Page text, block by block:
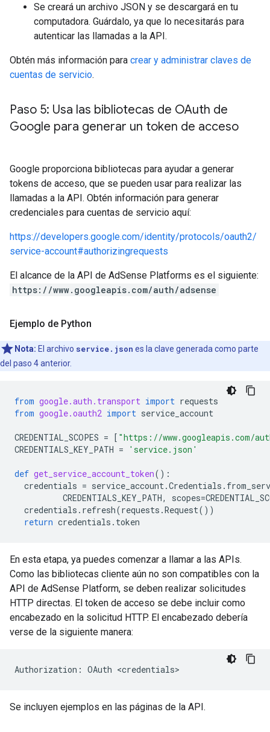
Se creará un archivo JSON y se descargará en tu
computadora. Guárdalo, ya que lo necesitarás para
autenticar las llamadas a la API.
Obtén más información para crear y administrar claves de
cuentas de servicio.
Paso 5: Usa las bibliotecas de OAuth de
Google para generar un token de acceso
Google proporciona bibliotecas para ayudar a generar
tokens de acceso, que se pueden usar para realizar las
llamadas a la API. Obtén información para generar
credenciales para cuentas de servicio aquí:
https://developers.google.com/identity/protocols/oauth2/
service-account#authorizingrequests
El alcance de la API de AdSense Platforms es el siguiente:
https://www.googleapis.com/auth/adsense
Ejemplo de Python
Nota: El archivo service.json es la clave generada como parte
del paso 4 anterior.
from google.auth.transport import requests
from google.oauth2 import service_account
CREDENTIAL_SCOPES = [ "https://www.googleapis.com/
CREDENTIALS_KEY_PATH = 'service.json'
def get_service_account_token():
credentials = service_account.Credentials .
CREDENTIALS_KEY_PATH, scopes=
credentials . refresh(requests .Request())
return credentials . token
En esta etapa, ya puedes comenzar a llamar a las APIs.
Como las bibliotecas cliente aún no son compatibles con la
API de AdSense Platform, se deben realizar solicitudes
HTTP directas. El token de acceso se debe incluir como
encabezado en la solicitud HTTP. El encabezado debería
verse de la siguiente manera:
Se incluyen ejemplos en las páginas de la API.